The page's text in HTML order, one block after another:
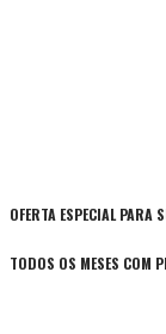
OFERTA ESPECIAL PARA
TODOS OS MESES COM